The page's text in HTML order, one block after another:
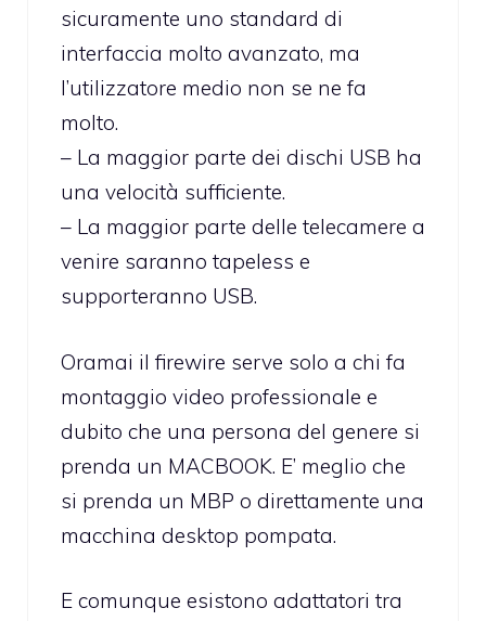
sicuramente uno standard di
interfaccia molto avanzato, ma
l’utilizzatore medio non se ne fa
molto.
– La maggior parte dei dischi USB ha
una velocità sufficiente.
– La maggior parte delle telecamere a
venire saranno tapeless e
supporteranno USB.
Oramai il firewire serve solo a chi fa
montaggio video professionale e
dubito che una persona del genere si
prenda un MACBOOK. E’ meglio che
si prenda un MBP o direttamente una
macchina desktop pompata.
E comunque esistono adattatori tra